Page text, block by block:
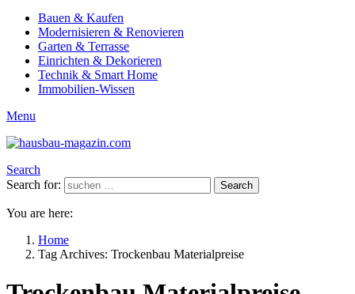
Bauen & Kaufen
Modernisieren & Renovieren
Garten & Terrasse
Einrichten & Dekorieren
Technik & Smart Home
Immobilien-Wissen
Menu
Search
Search for:
Search
You are here:
Home
Tag Archives: Trockenbau Materialpreise